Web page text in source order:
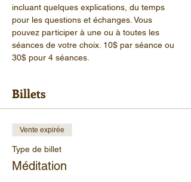
incluant quelques explications, du temps
pour les questions et échanges. Vous
pouvez participer à une ou à toutes les
séances de votre choix. 10$ par séance ou
30$ pour 4 séances.
Billets
Vente expirée
Type de billet
Méditation